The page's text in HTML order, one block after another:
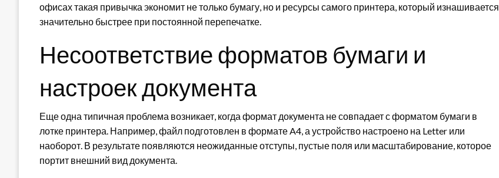
офисах такая привычка экономит не только бумагу, но и ресурсы самого принтера, который изнашивается
значительно быстрее при постоянной перепечатке.
Несоответствие форматов бумаги и
настроек документа
Еще одна типичная проблема возникает, когда формат документа не совпадает с форматом бумаги в
лотке принтера. Например, файл подготовлен в формате A4, а устройство настроено на Letter или
наоборот. В результате появляются неожиданные отступы, пустые поля или масштабирование, которое
портит внешний вид документа.